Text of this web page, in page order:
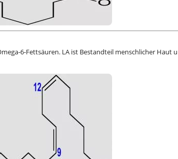
6-Fettsäuren. LA ist Bestandteil menschlicher Haut